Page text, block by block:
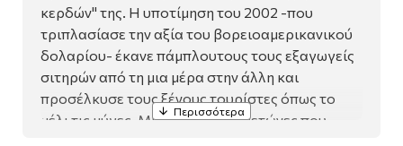
κερδών" της. Η υποτίμηση του 2002 -που
τριπλασίασε την αξία του βορειοαμερικανικού
δολαρίου- έκανε πάμπλουτους τους εξαγωγείς
σιτηρών από τη μια μέρα στην άλλη και
προσέλκυσε τους ξένους τουρίστες όπως το
μέλι τις μύγες. Μια χωρά με παγετώνες που